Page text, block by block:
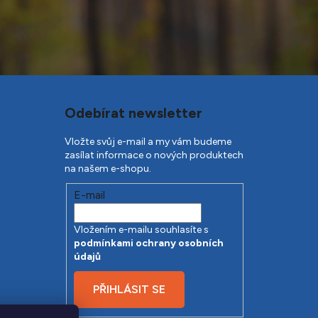
Odebírat newsletter
Vložte svůj e-mail a my vám budeme
zasílat informace o nových produktech
na našem e-shopu.
E-mail
Vložením e-mailu souhlasíte s
podmínkami ochrany osobních
údajů
PŘIHLÁSIT SE